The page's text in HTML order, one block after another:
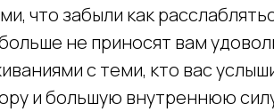
что забыли как
не приносят вам
с теми, кто вас
и большую внутреннюю